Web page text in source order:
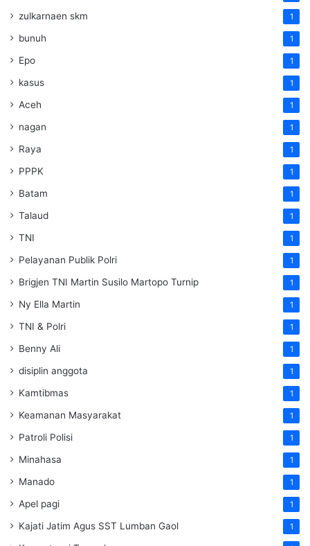
zulkarnaen skm 1
bunuh 1
Epo 1
kasus 1
Aceh 1
nagan 1
Raya 1
PPPK 1
Batam 1
Talaud 1
TNI 1
Pelayanan Publik Polri 1
Brigjen TNI Martin Susilo Martopo Turnip 1
Ny Ella Martin 1
TNI & Polri 1
Benny Ali 1
disiplin anggota 1
Kamtibmas 1
Keamanan Masyarakat 1
Patroli Polisi 1
Minahasa 1
Manado 1
Apel pagi 1
Kajati Jatim Agus SST Lumban Gaol 1